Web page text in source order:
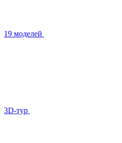
19 моделей
3D-тур